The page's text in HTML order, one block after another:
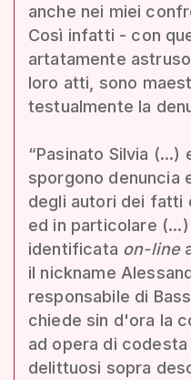
anche nei miei
Così infatti - con
artatamente
loro atti, sono
testualmente la
“Pasinato Silvia (...)
sporgono denuncia
degli autori dei fatti
ed in particolare
identificata on-line
il nickname
responsabile di
chiede sin d'ora la
ad opera di
delittuosi sopra